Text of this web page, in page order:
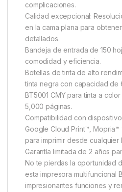
complicaciones.
Calidad excepcional:
en la cama plana para
detallados.
Bandeja de entrada de 150
comodidad y eficiencia.
Botellas de tinta de alto
tinta negra con capacidad de
BT5001 CMY para tinta a
5,000 páginas.
Compatibilidad con
Google Cloud Print™, Mopria™
para imprimir desde cualquier
Garantía limitada de 2 años
No te pierdas la oportunidad
esta impresora multifuncional
impresionantes funciones y